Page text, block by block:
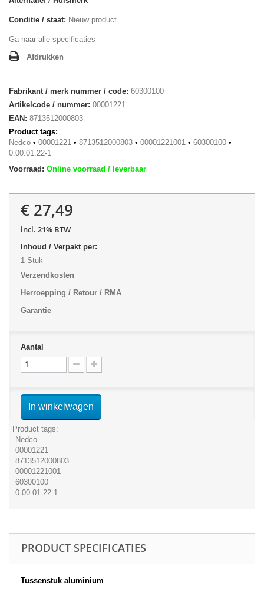
Conditie / staat: Nieuw product
Ga naar alle specificaties
Afdrukken
Fabrikant / merk nummer / code: 60300100
Artikelcode / nummer: 00001221
EAN: 8713512000803
Product tags:
Nedco • 00001221 • 8713512000803 • 00001221001 • 60300100 •
0.00.01.22-1
Voorraad: Online voorraad / leverbaar
€ 27,49
incl. 21% BTW
Inhoud / Verpakt per:
1 Stuk
Verzendkosten
Herroepping / Retour / RMA
Garantie
Aantal
In winkelwagen
Product tags:
Nedco
00001221
8713512000803
00001221001
60300100
0.00.01.22-1
PRODUCT SPECIFICATIES
Tussenstuk aluminium